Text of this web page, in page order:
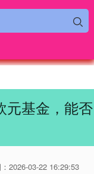
元基金，能否
2026-03-22 16:29:53